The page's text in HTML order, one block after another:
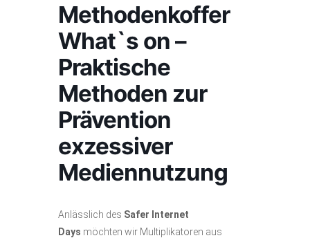
Methodenkoffer
What`s on –
Praktische
Methoden zur
Prävention
exzessiver
Mediennutzung
Anlässlich des Safer Internet
Days möchten wir Multiplikatoren aus